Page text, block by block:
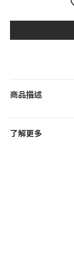
商品描述
了解更多